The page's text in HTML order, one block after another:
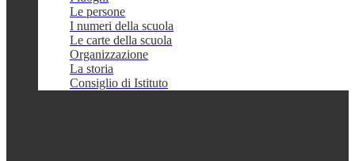
Le persone
I numeri della scuola
Le carte della scuola
Organizzazione
La storia
Consiglio di Istituto